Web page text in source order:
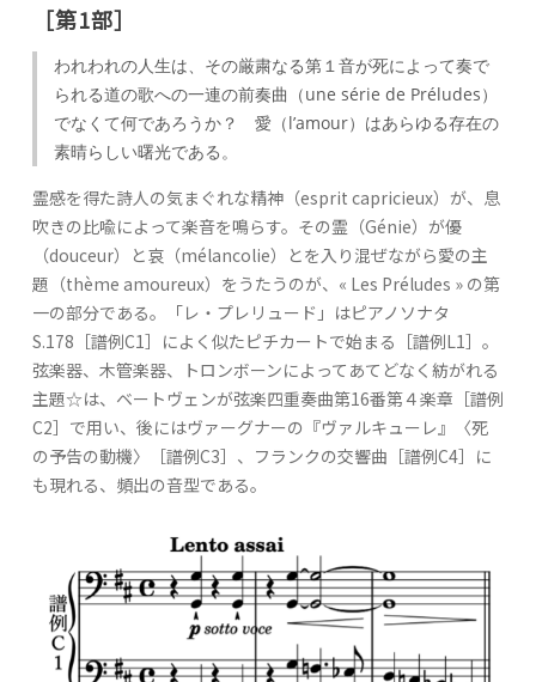
［第1部］
われわれの人生は、その厳粛なる第１音が死によって奏で
られる道の歌への一連の前奏曲（une série de Préludes）
でなくて何であろうか？ 愛（l’amour）はあらゆる存在の
素晴らしい曙光である。
霊感を得た詩人の気まぐれな精神（esprit capricieux）が、息
吹きの比喩によって楽音を鳴らす。その霊（Génie）が優
（douceur）と哀（mélancolie）とを入り混ぜながら愛の主
題（thème amoureux）をうたうのが、« Les Préludes » の第
一の部分である。「レ・プレリュード」はピアノソナタ
S.178［譜例C1］によく似たピチカートで始まる［譜例L1］。
弦楽器、木管楽器、トロンボーンによってあてどなく紡がれる
主題☆は、ベートヴェンが弦楽四重奏曲第16番第４楽章［譜例
C2］で用い、後にはヴァーグナーの『ヴァルキューレ』〈死
の予告の動機〉［譜例C3］、フランクの交響曲［譜例C4］に
も現れる、頻出の音型である。